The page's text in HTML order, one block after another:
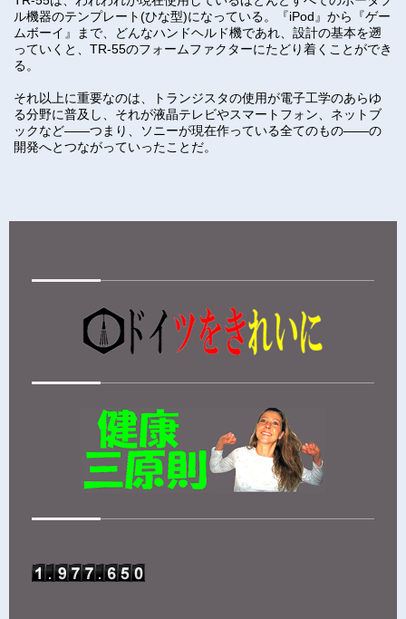
ル機器のテンプレート(ひな型)になっている。『iPod』から『ゲー
ムボーイ』まで、どんなハンドヘルド機であれ、設計の基本を遡
っていくと、TR-55のフォームファクターにたどり着くことができ
る。
それ以上に重要なのは、トランジスタの使用が電子工学のあらゆ
る分野に普及し、それが液晶テレビやスマートフォン、ネットブ
ックなど――つまり、ソニーが現在作っている全てのもの――の
開発へとつながっていったことだ。